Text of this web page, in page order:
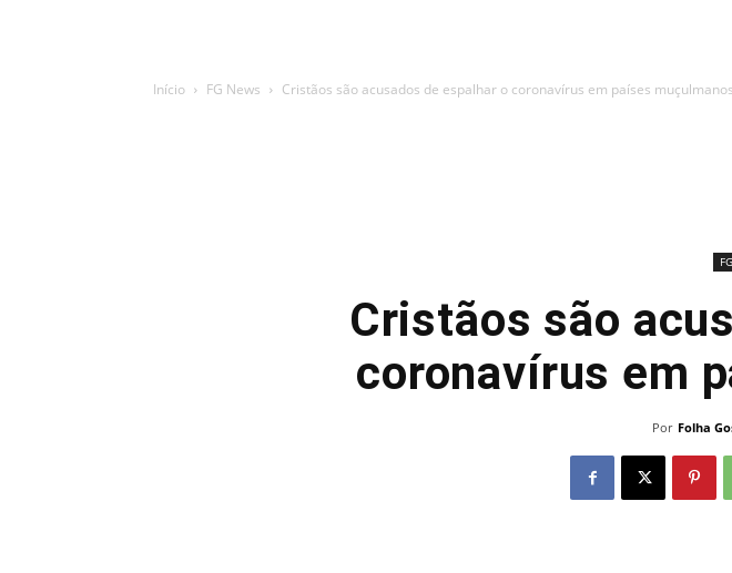
Início FG News Cristãos são acusados ​​de espalhar o coronavírus em países muçulmanos
Cristãos são
coronavírus em
Por Folha